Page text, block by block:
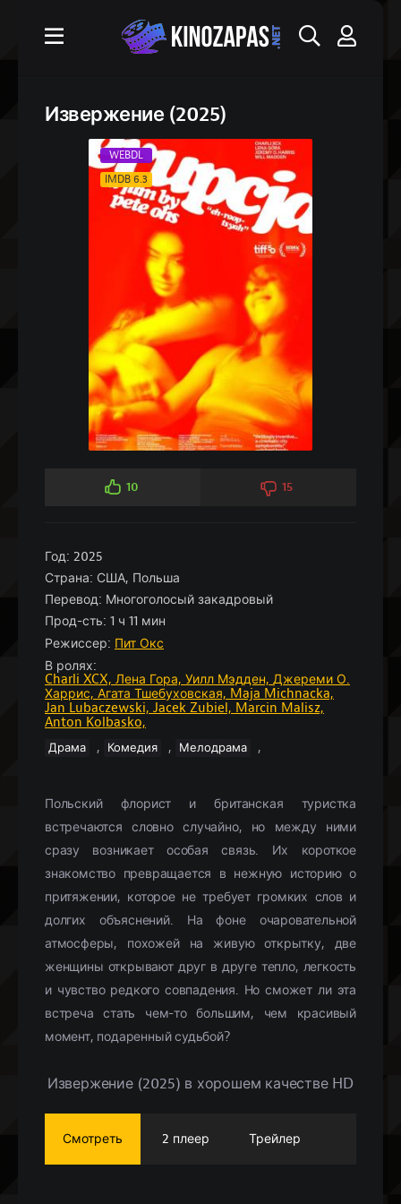
Извержение (2025)
WEBDL
IMDB 6.3
10 15
Год: 2025
Страна: США, Польша
Перевод: Многоголосый закадровый
Прод-сть: 1 ч 11 мин
Режиссер: Пит Окс
В ролях:
Charli XCX, Лена Гора, Уилл Мэдден, Джереми О.
Харрис, Агата Тшебуховская, Maja Michnacka,
Jan Lubaczewski, Jacek Zubiel, Marcin Malisz,
Anton Kolbasko,
Драма , Комедия , Мелодрама ,
Польский флорист и британская туристка
встречаются словно случайно, но между ними
сразу возникает особая связь. Их короткое
знакомство превращается в нежную историю о
притяжении, которое не требует громких слов и
долгих объяснений. На фоне очаровательной
атмосферы, похожей на живую открытку, две
женщины открывают друг в друге тепло, легкость
и чувство редкого совпадения. Но сможет ли эта
встреча стать чем-то большим, чем красивый
момент, подаренный судьбой?
Извержение (2025) в хорошем качестве HD
Смотреть 2 плеер Трейлер